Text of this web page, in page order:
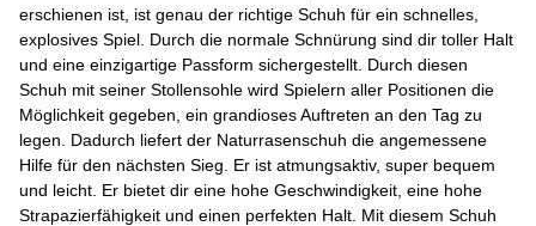
erschienen ist, ist genau der richtige Schuh für ein schnelles,
explosives Spiel. Durch die normale Schnürung sind dir toller Halt
und eine einzigartige Passform sichergestellt. Durch diesen
Schuh mit seiner Stollensohle wird Spielern aller Positionen die
Möglichkeit gegeben, ein grandioses Auftreten an den Tag zu
legen. Dadurch liefert der Naturrasenschuh die angemessene
Hilfe für den nächsten Sieg. Er ist atmungsaktiv, super bequem
und leicht. Er bietet dir eine hohe Geschwindigkeit, eine hohe
Strapazierfähigkeit und einen perfekten Halt. Mit diesem Schuh